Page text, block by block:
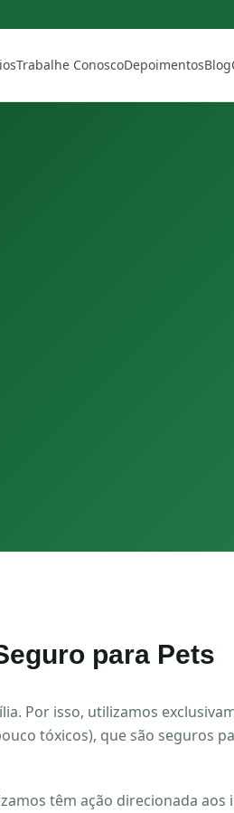
Trabalhe ConoscoDepoimentosBlog
para Pets
Por isso, utilizamos
tóxicos), que são seguros
têm ação direcionada aos